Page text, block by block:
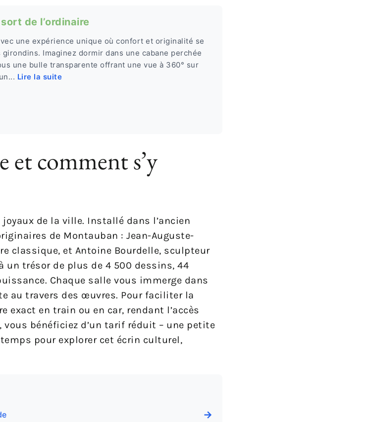
de l’ordinaire
une expérience unique où confort et originalité se
Imaginez dormir dans une cabane perchée
une bulle transparente offrant une vue à 360° sur
Lire la suite
et comment s’y
de la ville. Installé dans l’ancien
de Montauban : Jean-Auguste-
classique, et Antoine Bourdelle, sculpteur
un trésor de plus de 4 500 dessins, 44
Chaque salle vous immerge dans
au travers des œuvres. Pour faciliter la
exact en train ou en car, rendant l’accès
bénéficiez d’un tarif réduit – une petite
pour explorer cet écrin culturel,
→